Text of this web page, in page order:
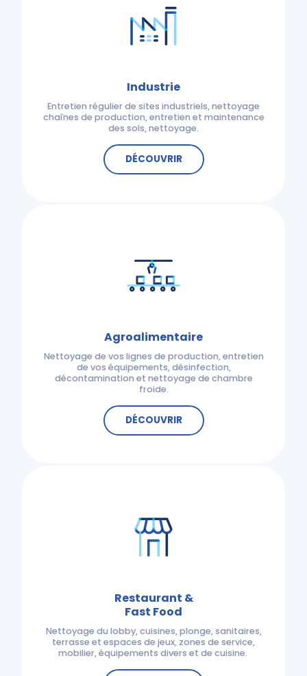
Industrie
Entretien régulier de sites industriels, nettoyage
chaînes de production, entretien et maintenance
des sols, nettoyage.
DÉCOUVRIR
Agroalimentaire
Nettoyage de vos lignes de production, entretien
de vos équipements, désinfection,
décontamination et nettoyage de chambre
froide.
DÉCOUVRIR
Restaurant &
Fast Food
Nettoyage du lobby, cuisines, plonge, sanitaires,
terrasse et espaces de jeux, zones de service,
mobilier, équipements divers et de cuisine.